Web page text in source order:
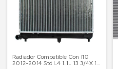
Radiador Compatible Con I10
2012-2014 Std L4 1.1L 13 3/4X 17